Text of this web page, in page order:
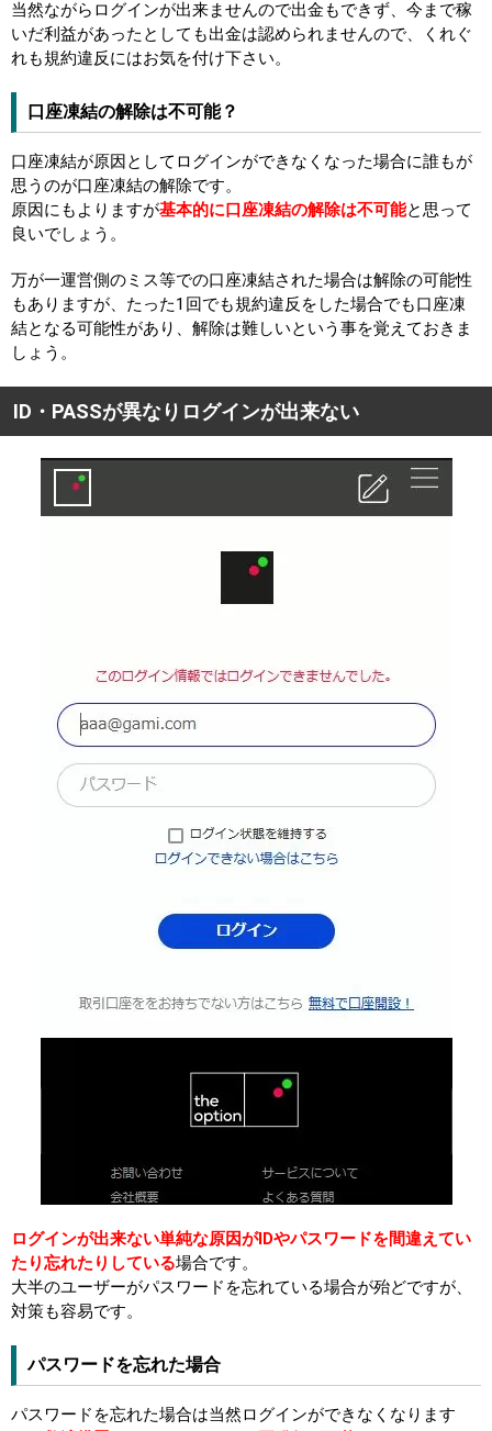
当然ながらログインが出来ませんので出金もできず、今まで稼
いだ利益があったとしても出金は認められませんので、くれぐ
れも規約違反にはお気を付け下さい。
口座凍結の解除は不可能？
口座凍結が原因としてログインができなくなった場合に誰もが
思うのが口座凍結の解除です。
原因にもよりますが基本的に口座凍結の解除は不可能と思って
良いでしょう。
万が一運営側のミス等での口座凍結された場合は解除の可能性
もありますが、たった1回でも規約違反をした場合でも口座凍
結となる可能性があり、解除は難しいという事を覚えておきま
しょう。
ID・PASSが異なりログインが出来ない
ログインが出来ない単純な原因がIDやパスワードを間違えてい
たり忘れたりしている場合です。
大半のユーザーがパスワードを忘れている場合が殆どですが、
対策も容易です。
パスワードを忘れた場合
パスワードを忘れた場合は当然ログインができなくなります